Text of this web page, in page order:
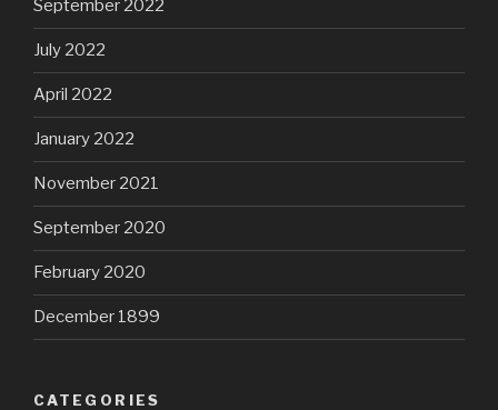
September 2022
July 2022
April 2022
January 2022
November 2021
September 2020
February 2020
December 1899
CATEGORIES